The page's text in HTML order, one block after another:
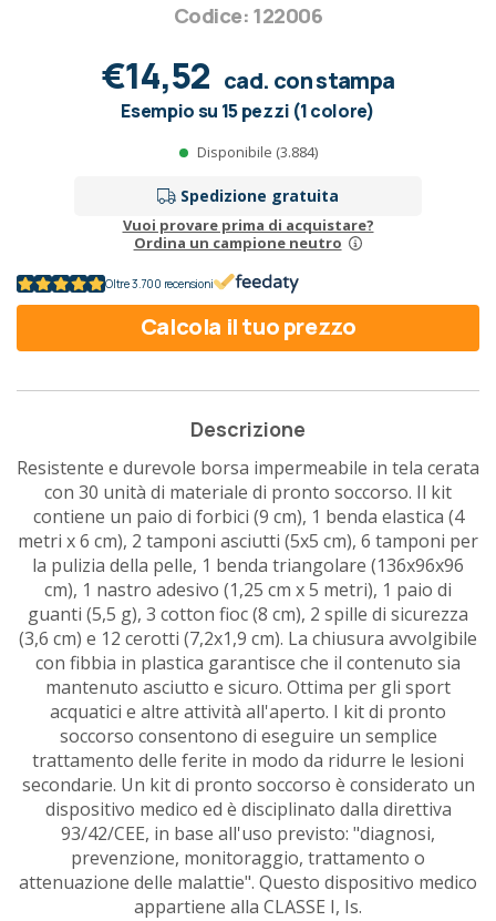
Codice: 122006
€14,52 cad. con stampa
Esempio su 15 pezzi (1 colore)
Disponibile (3.884)
Spedizione gratuita
Vuoi provare prima di acquistare?
Ordina un campione neutro
Oltre 3.700 recensioni
Calcola il tuo prezzo
Descrizione
Resistente e durevole borsa impermeabile in tela cerata
con 30 unità di materiale di pronto soccorso. Il kit
contiene un paio di forbici (9 cm), 1 benda elastica (4
metri x 6 cm), 2 tamponi asciutti (5x5 cm), 6 tamponi per
la pulizia della pelle, 1 benda triangolare (136x96x96
cm), 1 nastro adesivo (1,25 cm x 5 metri), 1 paio di
guanti (5,5 g), 3 cotton fioc (8 cm), 2 spille di sicurezza
(3,6 cm) e 12 cerotti (7,2x1,9 cm). La chiusura avvolgibile
con fibbia in plastica garantisce che il contenuto sia
mantenuto asciutto e sicuro. Ottima per gli sport
acquatici e altre attività all'aperto. I kit di pronto
soccorso consentono di eseguire un semplice
trattamento delle ferite in modo da ridurre le lesioni
secondarie. Un kit di pronto soccorso è considerato un
dispositivo medico ed è disciplinato dalla direttiva
93/42/CEE, in base all'uso previsto: "diagnosi,
prevenzione, monitoraggio, trattamento o
attenuazione delle malattie". Questo dispositivo medico
appartiene alla CLASSE I, Is.